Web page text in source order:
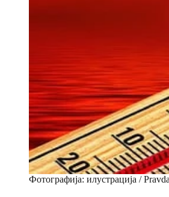
Фотографија: илустрација /